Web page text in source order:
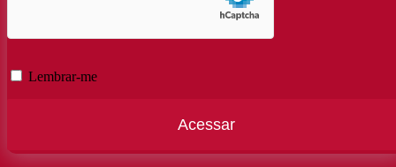
Lembrar-me